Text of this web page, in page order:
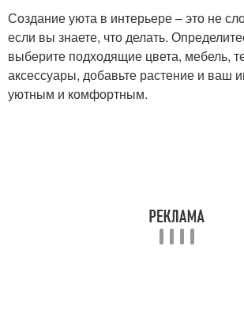
Создание уюта в интерьере – это не
если вы знаете, что делать.
выберите подходящие цвета, мебель,
аксессуары, добавьте растение и ваш
уютным и комфортным.